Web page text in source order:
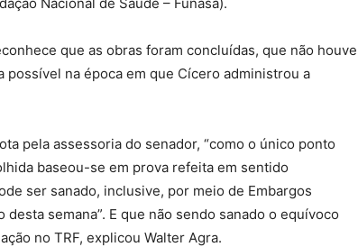
que as obras foram concluídas, que não houve
na época em que Cícero administrou a
pela assessoria do senador, “como o único ponto
baseou-se em prova refeita em sentido
ser sanado, inclusive, por meio de Embargos
semana”. E que não sendo sanado o equívoco
no TRF, explicou Walter Agra.